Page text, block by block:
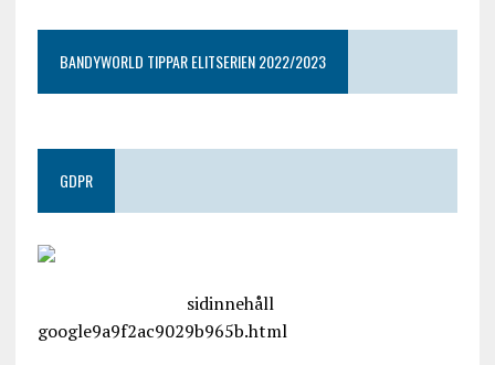
BANDYWORLD TIPPAR ELITSERIEN 2022/2023
GDPR
sidinnehåll
google9a9f2ac9029b965b.html